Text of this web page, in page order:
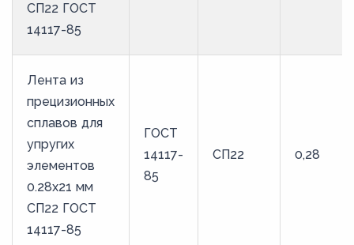
46
47
50
51
53
54
СП22 ГОСТ
14117-85
Лента из
прецизионных
сплавов для
упругих
элементов
0.28x21 мм
СП22 ГОСТ
14117-85
ГОСТ
14117-
85
СП22 0,28